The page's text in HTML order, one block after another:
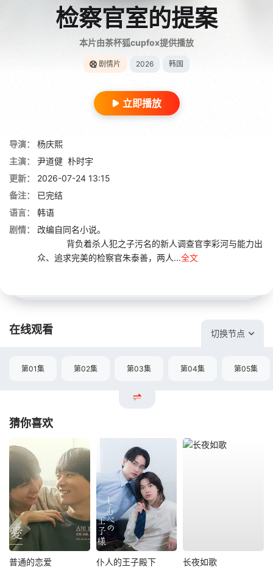
检察官室的提案
本片由茶杯狐cupfox提供播放
剧情片 2026 韩国
立即播放
导演：
杨庆熙
主演：
尹道健 朴时宇
更新：
2026-07-24 13:15
备注：
已完结
语言：
韩语
剧情：
改编自同名小说。
背负着杀人犯之子污名的新人调查官李彩河与能力出
众、追求完美的检察官朱泰善，两人...全文
在线观看 切换节点
第01集 第02集 第03集 第04集 第05集
猜你喜欢
普通的恋爱 仆人的王子殿下 长夜如歌